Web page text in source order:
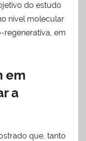
do estudo
nível molecular
regenerativa, em
em
a
que, tanto